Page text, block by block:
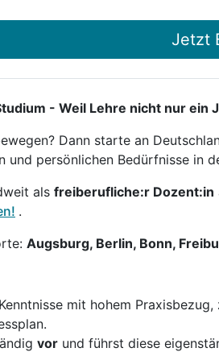
Jetzt
- Weil Lehre nicht nur
Dann starte an
und persönlichen Bedürfnisse in
als freiberufliche:r Dozent:in
.
Augsburg, Berlin, Bonn,
mit hohem
vor und führst diese